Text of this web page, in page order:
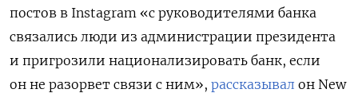
постов в Instagram «с руководителями банка
связались люди из администрации президента
и пригрозили национализировать банк, если
он не разорвет связи с ним», рассказывал он New